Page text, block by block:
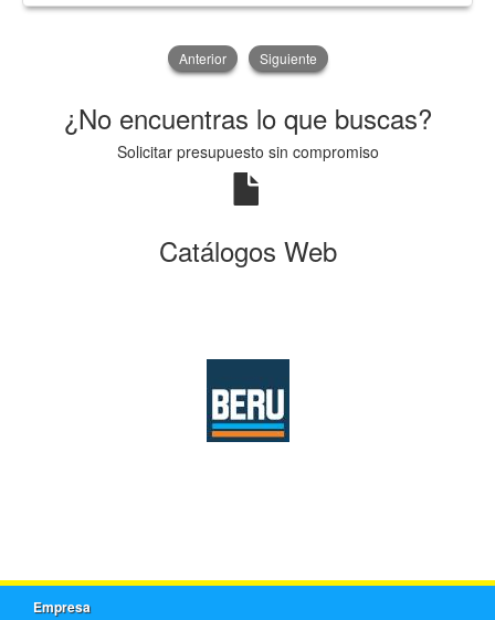
Anterior Siguiente
¿No encuentras lo que buscas?
Solicitar presupuesto sin compromiso
Catálogos Web
Empresa